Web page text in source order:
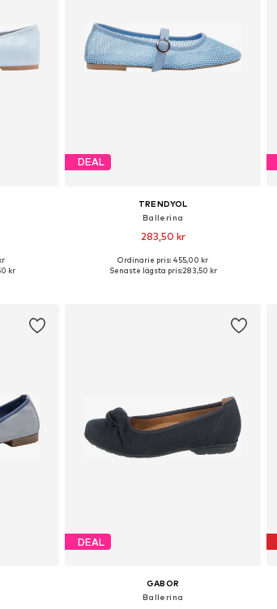
40, 41
kr
DEAL
TRENDYOL
Ballerina
283,50 kr
Tillgängliga storlekar: 36, 37, 38, 39
Ordinarie pris: 455,00 kr
Senaste lägsta pris:283,50 kr
DEAL
GABOR
Ballerina